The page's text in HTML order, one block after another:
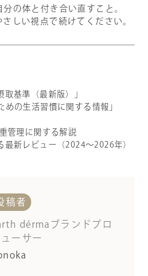
の体と付き合い直すこと。
しい視点で続けてください。
基準（最新版）」
の生活習慣に関する情報」
管理に関する解説
最新レビュー（2024～2026年）
稿者
dérmaブランドプロ
ーサー